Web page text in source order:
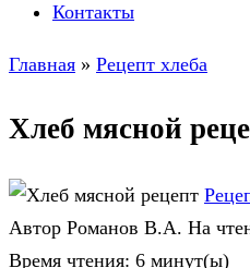
Контакты
Главная » Рецепт хлеба
Хлеб мясной
Автор Романов В.А. На
Время чтения: 6 минут(ы)